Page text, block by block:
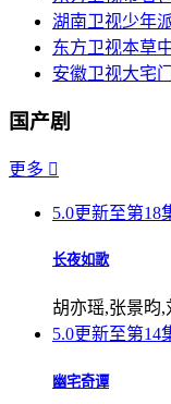
湖南卫视少年
东方卫视本草
安徽卫视大宅门
国产剧
更多 
5.0更新至第18
长夜如歌
胡亦瑶,张景昀,
5.0更新至第14
幽宅奇谭